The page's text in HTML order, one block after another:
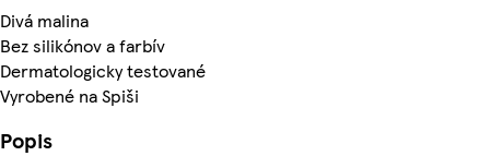
Divá malina
Bez silikónov a farbív
Dermatologicky testované
Vyrobené na Spiši
Popis